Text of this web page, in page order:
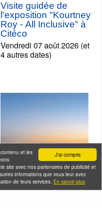
J'ai compris
et les
site avec nos partenaires de publicité et
informations que vous leur avez
de leurs services. En savoir plus
Visite guidée de
l'exposition "Kourtney
Roy - All Inclusive" à
Citéco
Vendredi 07 août 2026 (et
4 autres dates)
Croisière Happy Hour